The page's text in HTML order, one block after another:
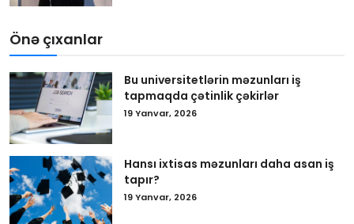
Önə çıxanlar
Bu universitetlərin məzunları iş
tapmaqda çətinlik çəkirlər
19 Yanvar, 2026
Hansı ixtisas məzunları daha asan iş
tapır?
19 Yanvar, 2026